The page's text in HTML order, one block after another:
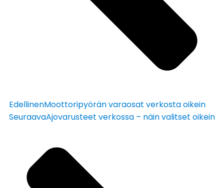
EdellinenMoottoripyörän varaosat verkosta oikein
SeuraavaAjovarusteet verkossa – näin valitset oikein